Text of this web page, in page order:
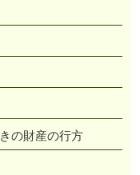
の財産の行方